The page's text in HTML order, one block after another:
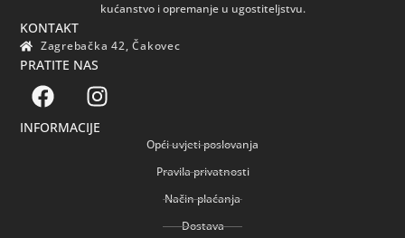
kućanstvo i opremanje u ugostiteljstvu.
KONTAKT
Zagrebačka 42, Čakovec
PRATITE NAS
INFORMACIJE
Opći uvjeti poslovanja
Pravila privatnosti
Način plaćanja
Dostava